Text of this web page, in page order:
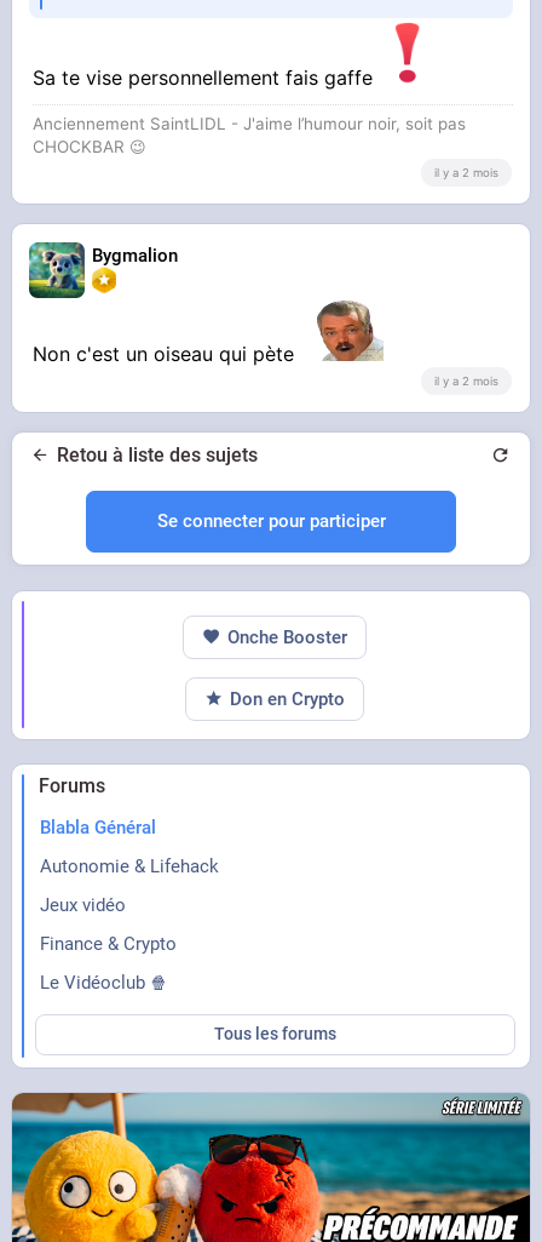
Sa te vise personnellement fais gaffe
Anciennement SaintLIDL - J'aime l’humour noir, soit pas
CHOCKBAR 😉️
il y a 2 mois
Bygmalion
Non c'est un oiseau qui pète
il y a 2 mois
Retou à liste des sujets
Se connecter pour participer
Forums
Blabla Général
Autonomie & Lifehack
Jeux vidéo
Finance & Crypto
Le Vidéoclub 🍿
Tous les forums
Onche Booster
Don en Crypto